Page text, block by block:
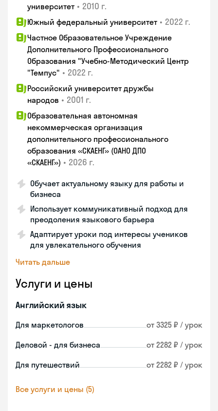
университет • 2010 г.
Южный федеральный университет • 2022 г.
Частное Образовательное Учреждение
Дополнительного Профессионального
Образования "Учебно-Методический Центр
"Темпус" • 2022 г.
Российский университет дружбы
народов • 2001 г.
Образовательная автономная
некоммерческая организация
дополнительного профессионального
образования «СКАЕНГ» (ОАНО ДПО
«СКАЕНГ») • 2026 г.
Обучает актуальному языку для работы и
бизнеса
Использует коммуникативный подход для
преодоления языкового барьера
Адаптирует уроки под интересы учеников
для увлекательного обучения
Читать дальше
Услуги и цены
Английский язык
Для маркетологов от 3325 ₽ / урок
Деловой - для бизнеса от 2282 ₽ / урок
Для путешествий от 2282 ₽ / урок
Все услуги и цены (5)